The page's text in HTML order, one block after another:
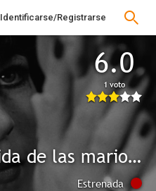
Identificarse/Registrarse
6.0
1 voto
De la vida de las marionetas
Estrenada